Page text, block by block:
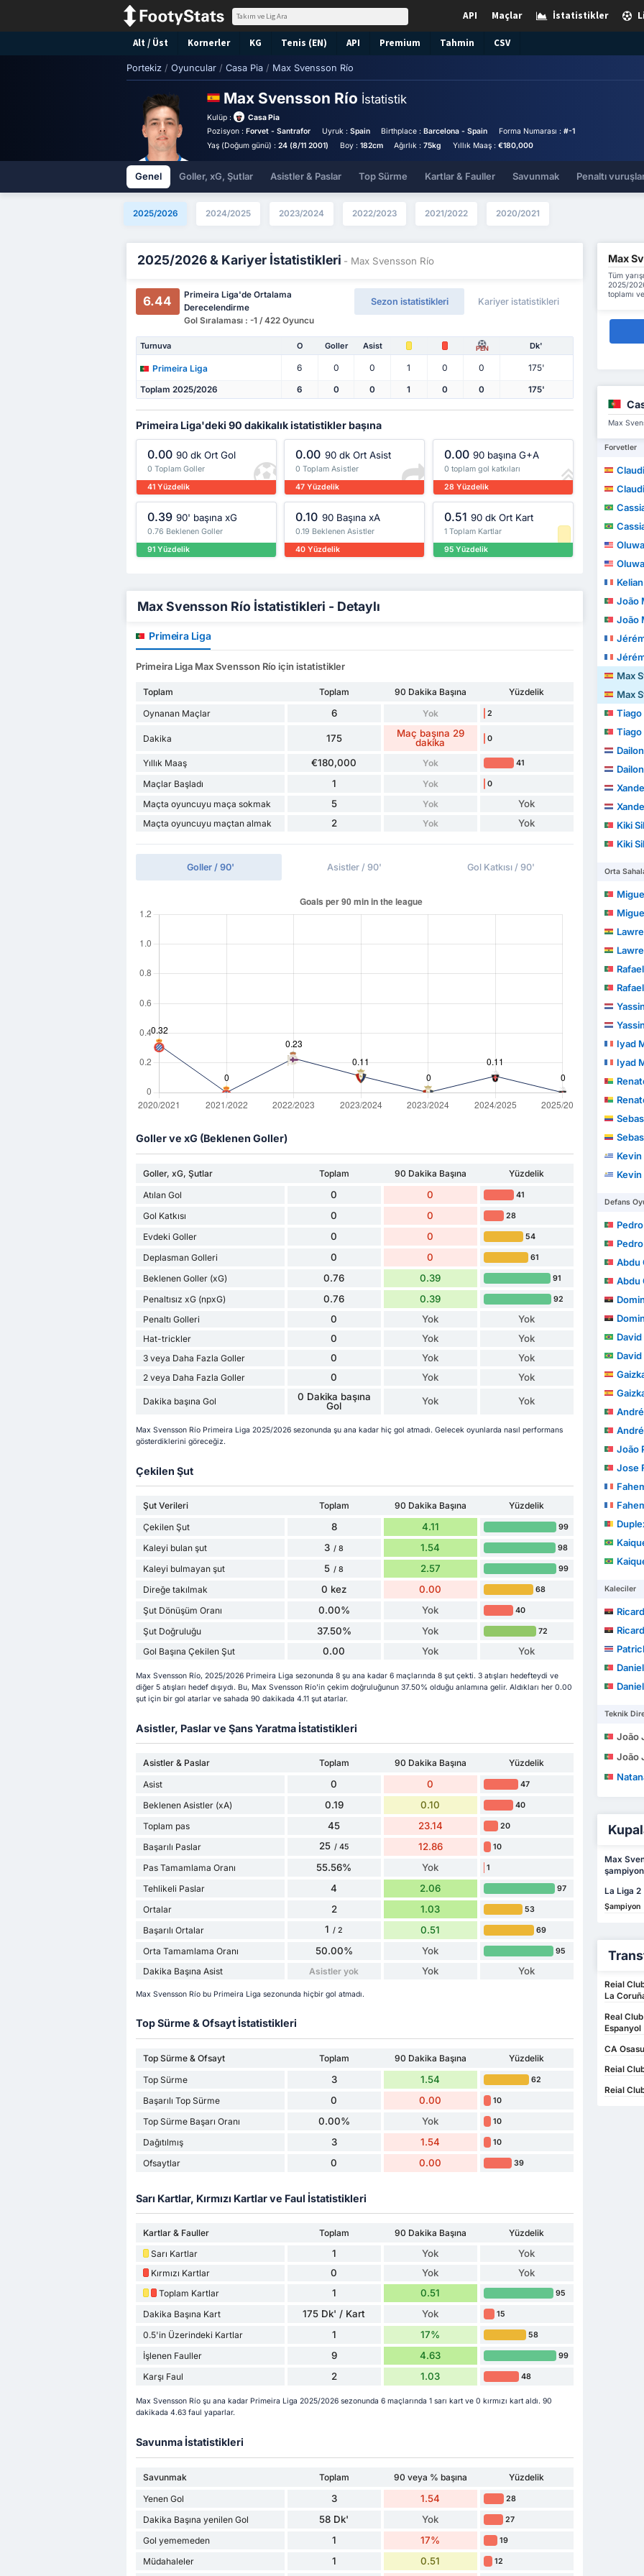
İstatistikler
Maçlar
API
Alt / Üst Kornerler KG Tenis (EN) API Premium Tahmin CSV
Portekiz / Oyuncular / Casa Pia / Max Svensson Río
Max Svensson Río İstatistik
Kulüp :
Casa Pia
Pozisyon :Forvet - Santrafor Uyruk : Spain Birthplace :Barcelona - Spain Forma Numarası : #-1
Yaş (Doğum günü) :24 (8/11 2001) Boy : 182cm Ağırlık :75kg Yıllık Maaş : €180,000
Genel Goller, xG, Şutlar Asistler & Paslar Top Sürme Kartlar & Fauller Savunmak Penaltı
2025/2026 2024/2025 2023/2024 2022/2023 2021/2022 2020/2021
2025/2026 & Kariyer İstatistikleri - Max Svensson Río
6.44
Primeira Liga'de Ortalama
Derecelendirme
Gol Sıralaması : -1 / 422 Oyuncu
Sezon istatistikleri Kariyer istatistikleri
Turnuva O Goller Asist PEN Dk'
Primeira Liga 6 0 0 1 0 0 175'
Toplam 2025/2026 6 0 0 1 0 0 175'
Primeira Liga'deki 90 dakikalık istatistikler başına
0.00 90 dk Ort Gol
0 Toplam Goller
41 Yüzdelik
0.00 90 dk Ort Asist
0 Toplam Asistler
47 Yüzdelik
0.00 90 başına G+A
0 toplam gol katkıları
28 Yüzdelik
0.39 90' başına xG
0.76 Beklenen Goller
91 Yüzdelik
0.10 90 Başına xA
0.19 Beklenen Asistler
40 Yüzdelik
0.51 90 dk Ort Kart
1 Toplam Kartlar
95 Yüzdelik
Max Svensson Río İstatistikleri - Detaylı
Primeira Liga
Primeira Liga Max Svensson Río için istatistikler
Toplam Toplam 90 Dakika Başına
Yüzdelik
Oynanan Maçlar
6 Yok 2
Dakika 175
Maç başına 29
dakika
0
Yıllık Maaş €180,000 Yok 41
Maçlar Başladı 1 Yok 0
Maçta oyuncuyu maça sokmak 5 Yok Yok
Maçta oyuncuyu maçtan almak 2 Yok Yok
Goller / 90' Asistler / 90' Gol Katkısı / 90'
Goller ve xG (Beklenen Goller)
Goller, xG, Şutlar Toplam 90 Dakika Başına
Yüzdelik
Atılan Gol
0 0 41
Gol Katkısı 0 0 28
Evdeki Goller 0 0 54
Deplasman Golleri 0 0 61
Beklenen Goller (xG) 0.76 0.39 91
Penaltısız xG (npxG) 0.76 0.39 92
Penaltı Golleri 0 Yok Yok
Hat-trickler 0 Yok Yok
3 veya Daha Fazla Goller 0 Yok Yok
2 veya Daha Fazla Goller 0 Yok Yok
Dakika başına Gol
0 Dakika başına
Gol
Yok Yok
Max Svensson Río Primeira Liga 2025/2026 sezonunda şu ana kadar hiç gol atmadı. Gelecek oyunlarda nasıl performans
gösterdiklerini göreceğiz.
Çekilen Şut
Şut Verileri Toplam 90 Dakika Başına
Yüzdelik
Çekilen Şut
8 4.11 99
Kaleyi bulan şut 3 / 8 1.54 98
Kaleyi bulmayan şut 5 / 8 2.57 99
Direğe takılmak 0 kez 0.00 68
Şut Dönüşüm Oranı 0.00% Yok 40
Şut Doğruluğu 37.50% Yok 72
Gol Başına Çekilen Şut 0.00 Yok Yok
Max Svensson Río, 2025/2026 Primeira Liga sezonunda 8 şu ana kadar 6 maçlarında 8 şut çekti. 3 atışları hedefteydi ve
diğer 5 atışları hedef dışıydı. Bu, Max Svensson Río'in çekim doğruluğunun 37.50% olduğu anlamına gelir. Aldıkları her 0.00
şut için bir gol atarlar ve sahada 90 dakikada 4.11 şut atarlar.
Asistler, Paslar ve Şans Yaratma İstatistikleri
Asistler & Paslar Toplam 90 Dakika Başına
Yüzdelik
Asist
0 0 47
Beklenen Asistler (xA) 0.19 0.10 40
Toplam pas 45 23.14 20
Başarılı Paslar 25 / 45 12.86 10
Pas Tamamlama Oranı 55.56% Yok 1
Tehlikeli Paslar 4 2.06 97
Ortalar 2 1.03 53
Başarılı Ortalar 1 / 2 0.51 69
Orta Tamamlama Oranı 50.00% Yok 95
Dakika Başına Asist Asistler yok Yok Yok
Max Svensson Río bu Primeira Liga sezonunda hiçbir gol atmadı.
Top Sürme & Ofsayt İstatistikleri
Top Sürme & Ofsayt Toplam 90 Dakika Başına
Yüzdelik
Top Sürme
3 1.54 62
Başarılı Top Sürme 0 0.00 10
Top Sürme Başarı Oranı 0.00% Yok 10
Dağıtılmış 3 1.54 10
Ofsaytlar 0 0.00 39
Sarı Kartlar, Kırmızı Kartlar ve Faul İstatistikleri
Kartlar & Fauller Toplam 90 Dakika Başına
Yüzdelik
Sarı Kartlar
1 Yok Yok
Kırmızı Kartlar 0 Yok Yok
Toplam Kartlar 1 0.51 95
Dakika Başına Kart 175 Dk' / Kart Yok 15
0.5'in Üzerindeki Kartlar 1 17% 58
İşlenen Fauller 9 4.63 99
Karşı Faul 2 1.03 48
Max Svensson Río şu ana kadar Primeira Liga 2025/2026 sezonunda 6 maçlarında 1 sarı kart ve 0 kırmızı kart aldı. 90
dakikada 4.63 faul yaparlar.
Savunma İstatistikleri
Savunmak Toplam 90 veya % başına
Yüzdelik
Yenen Gol
3 1.54 28
Dakika Başına yenilen Gol 58 Dk' Yok 27
Gol yememeden 1 17% 19
Müdahaleler 1 0.51 12
Max
Tüm
2025/
toplamı
Max
Forvetler
João
João
Max
Max
Tiago
Tiago
Dailon
Dailon
Kiki
Kiki
Orta
Iyad
Iyad
Kevin
Kevin
Defans
Abdu
Abdu
Gaizka
Gaizka
André
André
João
Jose
Duplex
Kaleciler
Patrick
Teknik
João
João
Max
La Liga 2
Şampiyon
Reial
La
Real
Espanyol
CA
Reial
Reial